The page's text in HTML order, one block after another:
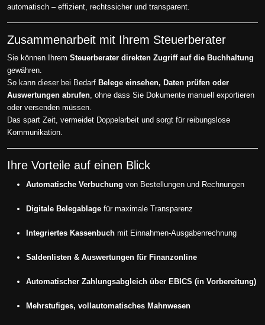
automatisch – effizient, rechtssicher und transparent.
Zusammenarbeit mit Ihrem Steuerberater
Sie können Ihrem Steuerberater direkten Zugriff auf die Buchhaltung
gewähren.
So kann dieser bei Bedarf Belege einsehen, Daten prüfen oder
Auswertungen abrufen, ohne dass Sie Dokumente manuell exportieren
oder versenden müssen.
Das spart Zeit, vermeidet Doppelarbeit und sorgt für reibungslose
Kommunikation.
Ihre Vorteile auf einen Blick
Automatische Verbuchung von Bestellungen und Rechnungen
Digitale Belegablage für maximale Transparenz
Integriertes Kassenbuch mit Einnahmen-Ausgabenrechnung
Saldenlisten & Auswertungen für Finanzonline
Automatischer Zahlungsabgleich über EBICS (in Vorbereitung)
Mehrstufiges, vollautomatisches Mahnwesen